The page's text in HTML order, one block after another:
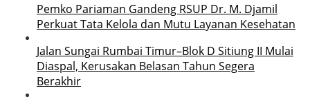
Pemko Pariaman Gandeng RSUP Dr. M. Djamil
Perkuat Tata Kelola dan Mutu Layanan Kesehatan
Jalan Sungai Rumbai Timur–Blok D Sitiung II Mulai
Diaspal, Kerusakan Belasan Tahun Segera
Berakhir